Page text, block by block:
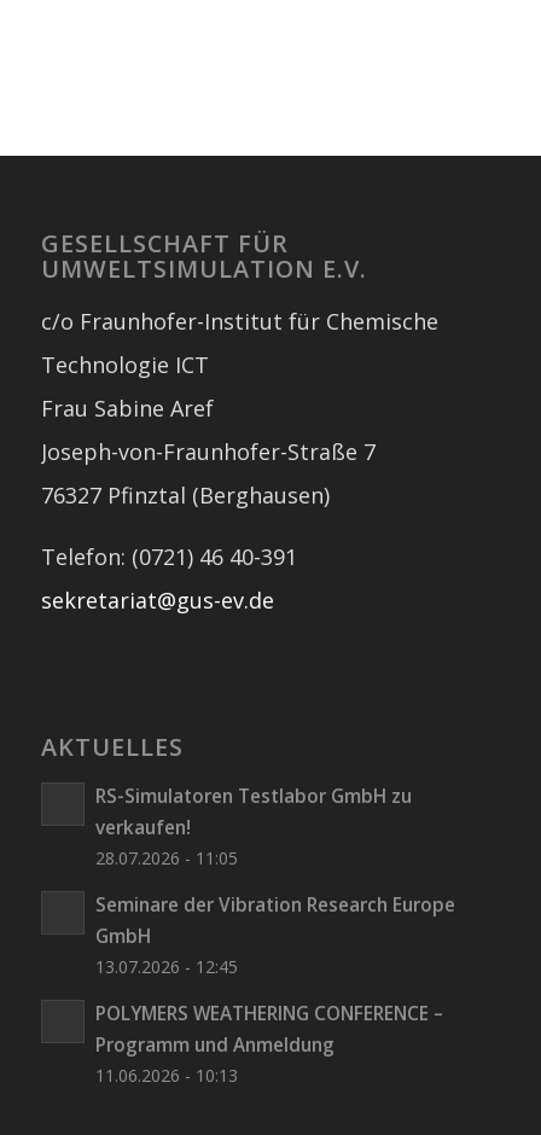
GESELLSCHAFT FÜR
UMWELTSIMULATION E.V.
c/o Fraunhofer-Institut für Chemische
Technologie ICT
Frau Sabine Aref
Joseph-von-Fraunhofer-Straße 7
76327 Pfinztal (Berghausen)
Telefon: (0721) 46 40-391
sekretariat@gus-ev.de
AKTUELLES
RS-Simulatoren Testlabor GmbH zu
verkaufen!
28.07.2026 - 11:05
Seminare der Vibration Research Europe
GmbH
13.07.2026 - 12:45
POLYMERS WEATHERING CONFERENCE –
Programm und Anmeldung
11.06.2026 - 10:13